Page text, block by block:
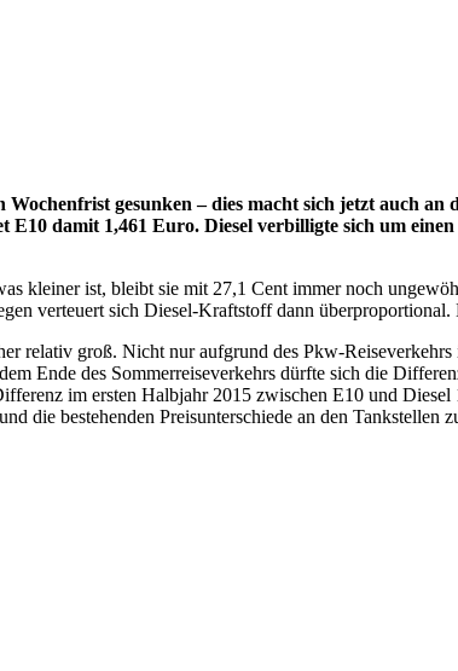
gesunken – dies macht sich jetzt auch
E10 damit 1,461 Euro. Diesel verbilligte sich um
kleiner ist, bleibt sie mit 27,1 Cent immer noch
verteuert sich Diesel-Kraftstoff dann
relativ groß. Nicht nur aufgrund des Pkw-
Ende des Sommerreiseverkehrs dürfte sich die
im ersten Halbjahr 2015 zwischen E10 und
die bestehenden Preisunterschiede an den Tankstellen